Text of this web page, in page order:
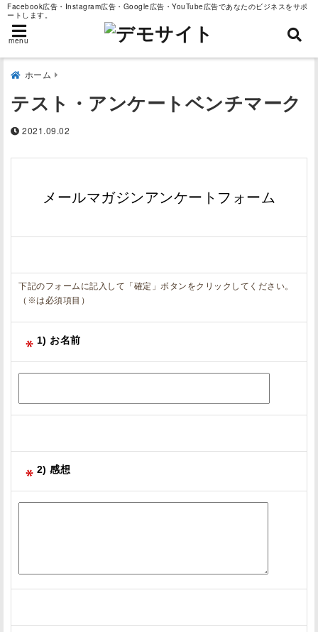
Facebook広告・Instagram広告・Google広告・YouTube広告であなたのビジネスをサポ
ートします。
menu
ホーム
テスト・アンケートベンチマーク
2021.09.02
メールマガジンアンケートフォーム
下記のフォームに記入して「確定」ボタンをクリックしてください。
（※は必須項目）
1) お名前
2) 感想